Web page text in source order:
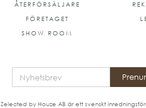
ÅTERFÖRSÄLJARE
FÖRETAGET
SHOW ROOM
Zelected by Houze AB är ett svenskt